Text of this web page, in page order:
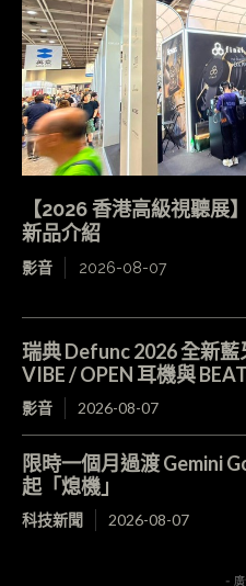
【2026 香港高級視聽展
新品介紹
影音 2026-08-07
瑞典 Defunc 2026 全新
VIBE / OPEN 耳機與
影音 2026-08-07
限時一個月過渡 Gemini
起「熄機」
科技新聞 2026-08-07
-